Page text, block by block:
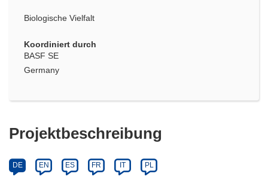
Biologische Vielfalt
Koordiniert durch
BASF SE
Germany
Projektbeschreibung
DE EN ES FR IT PL